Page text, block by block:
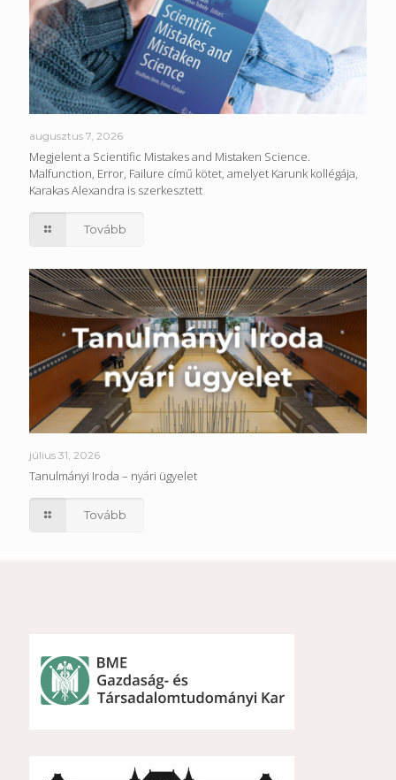
augusztus 7, 2026
Megjelent a Scientific Mistakes and Mistaken Science.
Malfunction, Error, Failure című kötet, amelyet Karunk kollégája,
Karakas Alexandra is szerkesztett
Tovább
július 31, 2026
Tanulmányi Iroda – nyári ügyelet
Tovább